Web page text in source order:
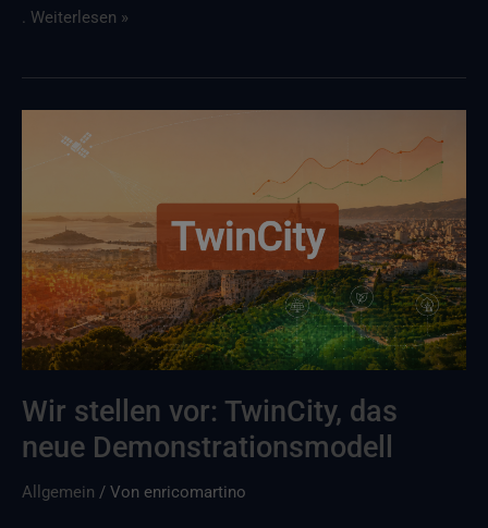
. Weiterlesen »
Wir stellen vor: TwinCity, das
neue Demonstrationsmodell
Allgemein / Von enricomartino
stellen
TwinCity,
das
neue
Demonstrationsprojekt